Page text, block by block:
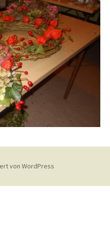
von WordPress